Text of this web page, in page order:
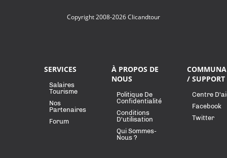
Copyright 2008-2026 Clicandtour
SERVICES
Salaires
Tourisme
Nos
Partenaires
Forum
À PROPOS DE
NOUS
Politique De
Confidentialité
Conditions
D'utilisation
Qui Sommes-
Nous ?
/ SUPPORT
Centre
Facebook
Twitter